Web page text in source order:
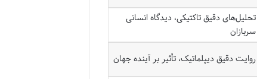
تحلیل‌های دقیق تاکتیکی، دیدگاه انسانی
سربازان
روایت دقیق دیپلماتیک، تأثیر بر آینده جهان